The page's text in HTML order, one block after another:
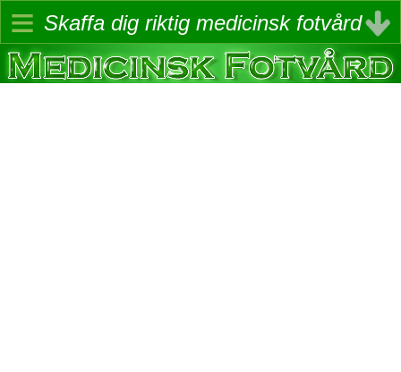
Skaffa dig riktig medicinsk fotvård
≡